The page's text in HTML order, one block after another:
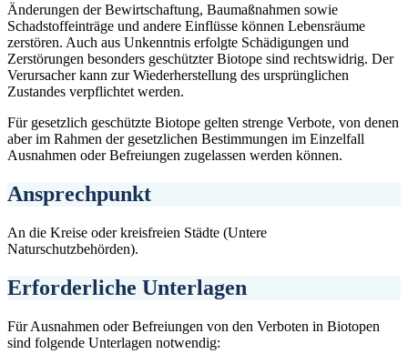
Änderungen der Bewirtschaftung, Baumaßnahmen sowie
Schadstoffeinträge und andere Einflüsse können Lebensräume
zerstören. Auch aus Unkenntnis erfolgte Schädigungen und
Zerstörungen besonders geschützter Biotope sind rechtswidrig. Der
Verursacher kann zur Wiederherstellung des ursprünglichen
Zustandes verpflichtet werden.
Für gesetzlich geschützte Biotope gelten strenge Verbote, von denen
aber im Rahmen der gesetzlichen Bestimmungen im Einzelfall
Ausnahmen oder Befreiungen zugelassen werden können.
Ansprechpunkt
An die Kreise oder kreisfreien Städte (Untere
Naturschutzbehörden).
Erforderliche Unterlagen
Für Ausnahmen oder Befreiungen von den Verboten in Biotopen
sind folgende Unterlagen notwendig: